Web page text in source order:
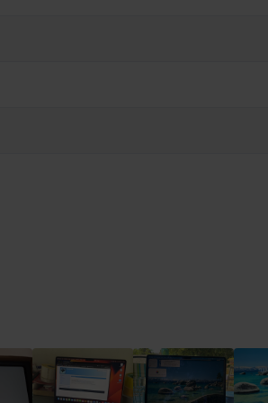
zavarhatják az orvosi eszközöket. Ha orvosi